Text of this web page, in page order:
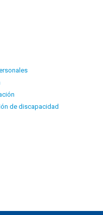
de discapacidad